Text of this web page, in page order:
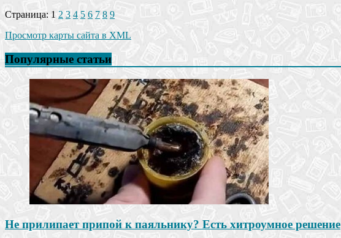
Страница: 1 2 3 4 5 6 7 8 9
Просмотр карты сайта в XML
Популярные статьи
Не прилипает припой к паяльнику? Есть хитроумное решение